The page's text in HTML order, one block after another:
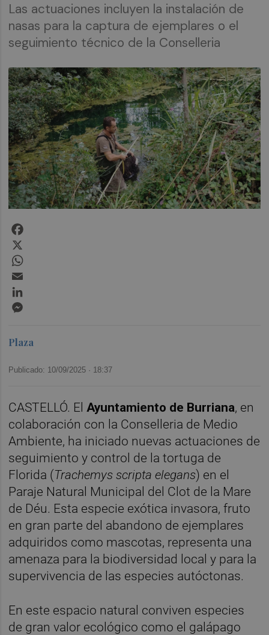
Las actuaciones incluyen la instalación de
nasas para la captura de ejemplares o el
seguimiento técnico de la Conselleria
Plaza
Publicado: 10/09/2025 · 18:37
CASTELLÓ. ElAyuntamiento de Burriana, en
colaboración con la Conselleria de Medio
Ambiente, ha iniciado nuevas actuaciones de
seguimiento y control de la tortuga de
Florida (Trachemys scripta elegans) en el
Paraje Natural Municipal del Clot de la Mare
de Déu. Esta especie exótica invasora, fruto
en gran parte del abandono de ejemplares
adquiridos como mascotas, representa una
amenaza para la biodiversidad local y para la
supervivencia de las especies autóctonas.
En este espacio natural conviven especies
de gran valor ecológico como el galápago